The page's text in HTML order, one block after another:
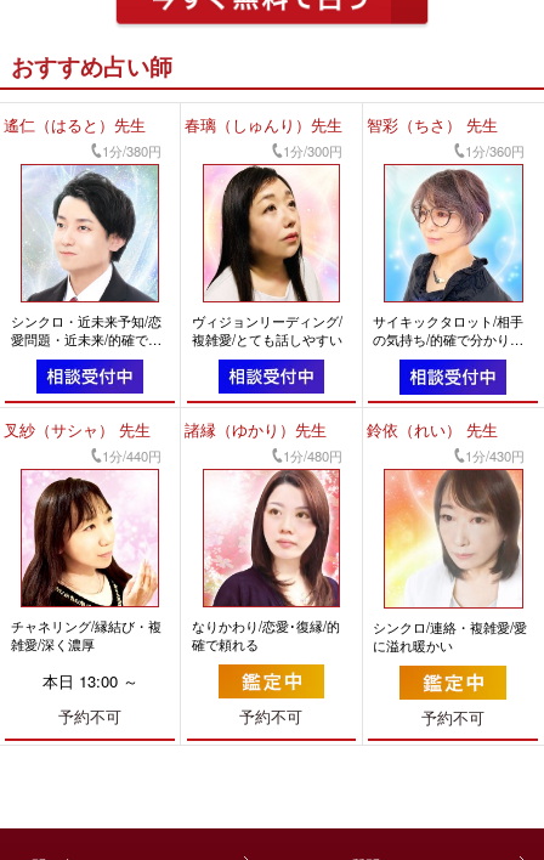
おすすめ占い師
遙仁（はると）先生
1分/380円
シンクロ・近未来予知/恋
愛問題・近未来/的確で分
かりやすい
春璃（しゅんり）先生
1分/300円
ヴィジョンリーディング/
複雑愛/とても話しやすい
智彩（ちさ） 先生
1分/360円
サイキックタロット/相手
の気持ち/的確で分かりや
すい
叉紗（サシャ） 先生
1分/440円
チャネリング/縁結び・複
雑愛/深く濃厚
本日 13:00 ～
予約不可
諸縁（ゆかり）先生
1分/480円
なりかわり/恋愛･復縁/的
確で頼れる
予約不可
鈴依（れい） 先生
1分/430円
シンクロ/連絡・複雑愛/愛
に溢れ暖かい
予約不可